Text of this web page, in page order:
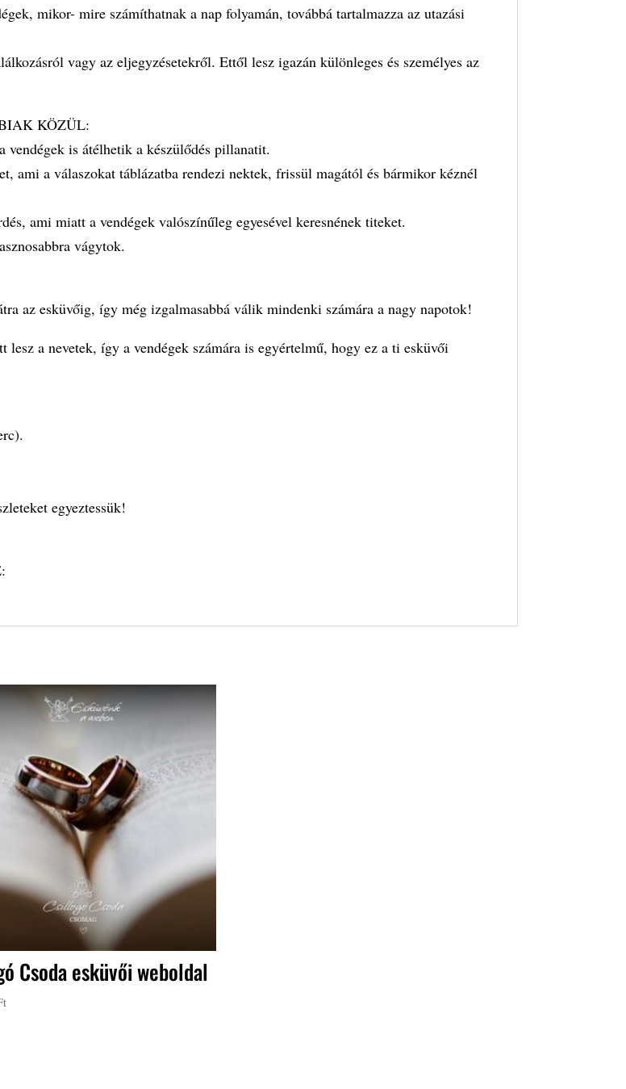
mikor- mire számíthatnak a nap folyamán, továbbá tartalmazza az utazási
vagy az eljegyzésetekről. Ettől lesz igazán különleges és személyes az
KÖZÜL:
vendégek is átélhetik a készülődés pillanatit.
ami a válaszokat táblázatba rendezi nektek, frissül magától és bármikor kéznél
ami miatt a vendégek valószínűleg egyesével keresnének titeket.
vágytok.
az esküvőig, így még izgalmasabbá válik mindenki számára a nagy napotok!
a nevetek, így a vendégek számára is egyértelmű, hogy ez a ti esküvői
egyeztessük!
Csoda esküvői weboldal